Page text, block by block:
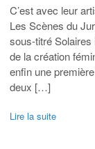
C’est avec leur
Les Scènes du
sous-titré
de la création
enfin une
deux […]
Lire la suite